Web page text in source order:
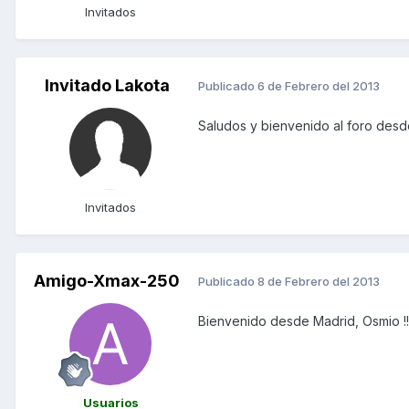
Invitados
Invitado Lakota
Invitados
Publicado 6 de Febrero del 2013
Saludos y bienvenido al foro
Amigo-Xmax-250
Usuarios
Publicado 8 de Febrero del 2013
Bienvenido desde Madrid, Osmio !!